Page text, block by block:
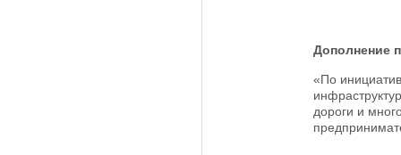
Дополнение
«По
дороги и